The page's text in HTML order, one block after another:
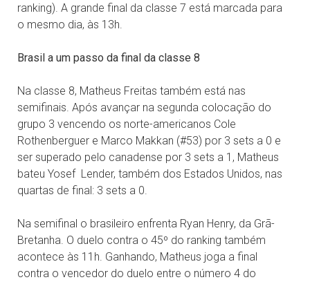
ranking). A grande final da classe 7 está marcada para
o mesmo dia, às 13h.
Brasil a um passo da final da classe 8
Na classe 8, Matheus Freitas também está nas
semifinais. Após avançar na segunda colocação do
grupo 3 vencendo os norte-americanos Cole
Rothenberguer e Marco Makkan (#53) por 3 sets a 0 e
ser superado pelo canadense por 3 sets a 1, Matheus
bateu Yosef Lender, também dos Estados Unidos, nas
quartas de final: 3 sets a 0.
Na semifinal o brasileiro enfrenta Ryan Henry, da Grã-
Bretanha. O duelo contra o 45º do ranking também
acontece às 11h. Ganhando, Matheus joga a final
contra o vencedor do duelo entre o número 4 do